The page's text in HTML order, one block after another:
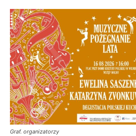
Graf. organizatorzy